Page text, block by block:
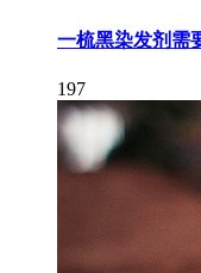
一梳黑染发剂需
197